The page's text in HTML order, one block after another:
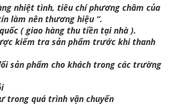
nhiệt tình, tiêu chí phương châm của
làm nên thương hiệu “.
( giao hàng thu tiền tại nhà ).
kiểm tra sản phẩm trước khi thanh
sản phẩm cho khách trong các trường
trong quá trình vận chuyển